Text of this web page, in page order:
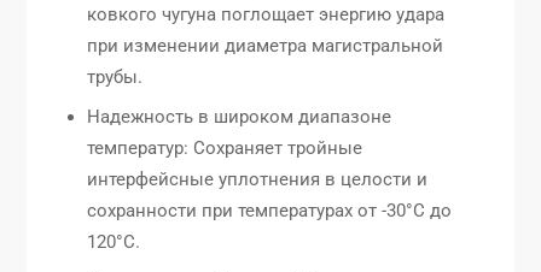
ковкого чугуна поглощает энергию удара
при изменении диаметра магистральной
трубы.
Надежность в широком диапазоне
температур: Сохраняет тройные
интерфейсные уплотнения в целости и
сохранности при температурах от -30°C до
120°C.